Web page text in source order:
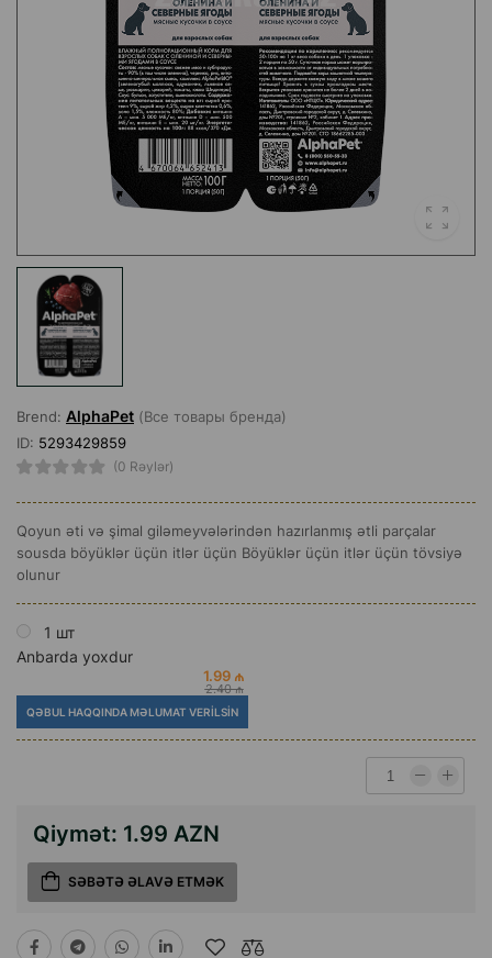
Brend: AlphaPet (Все товары бренда)
ID: 5293429859
(0 Rəylər)
Qoyun əti və şimal giləmeyvələrindən hazırlanmış ətli parçalar
sousda böyüklər üçün itlər üçün Böyüklər üçün itlər üçün tövsiyə
olunur
1 шт
Anbarda yoxdur
1.99 ₼
2.40 ₼
QƏBUL HAQQINDA MƏLUMAT VERILSIN
Qiymət: 1.99 AZN
SƏBƏTƏ ƏLAVƏ ETMƏK